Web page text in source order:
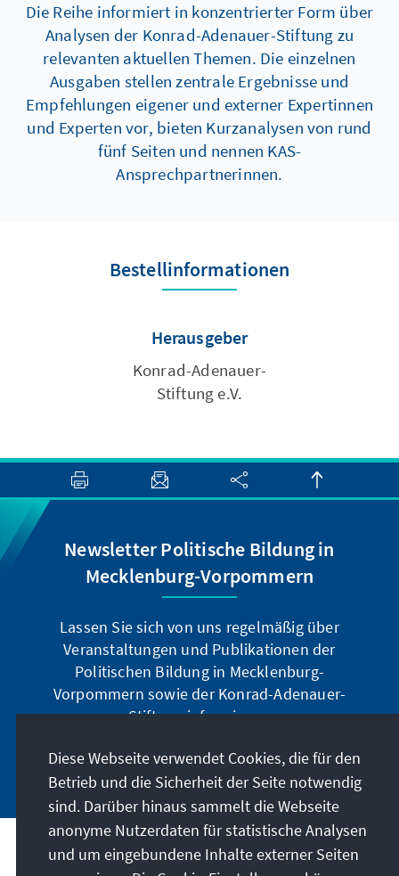
Die Reihe informiert in konzentrierter Form über
Analysen der Konrad-Adenauer-Stiftung zu
relevanten aktuellen Themen. Die einzelnen
Ausgaben stellen zentrale Ergebnisse und
Empfehlungen eigener und externer Expertinnen
und Experten vor, bieten Kurzanalysen von rund
fünf Seiten und nennen KAS-
Ansprechpartnerinnen.
Bestellinformationen
Herausgeber
Konrad-Adenauer-
Stiftung e.V.
Newsletter Politische Bildung in
Mecklenburg-Vorpommern
Lassen Sie sich von uns regelmäßig über
Veranstaltungen und Publikationen der
Politischen Bildung in Mecklenburg-
Vorpommern sowie der Konrad-Adenauer-
Stiftung informieren.
Jetzt abonnieren
Anschrift
Diese Webseite verwendet Cookies, die für den
Betrieb und die Sicherheit der Seite notwendig
sind. Darüber hinaus sammelt die Webseite
anonyme Nutzerdaten für statistische Analysen
und um eingebundene Inhalte externer Seiten